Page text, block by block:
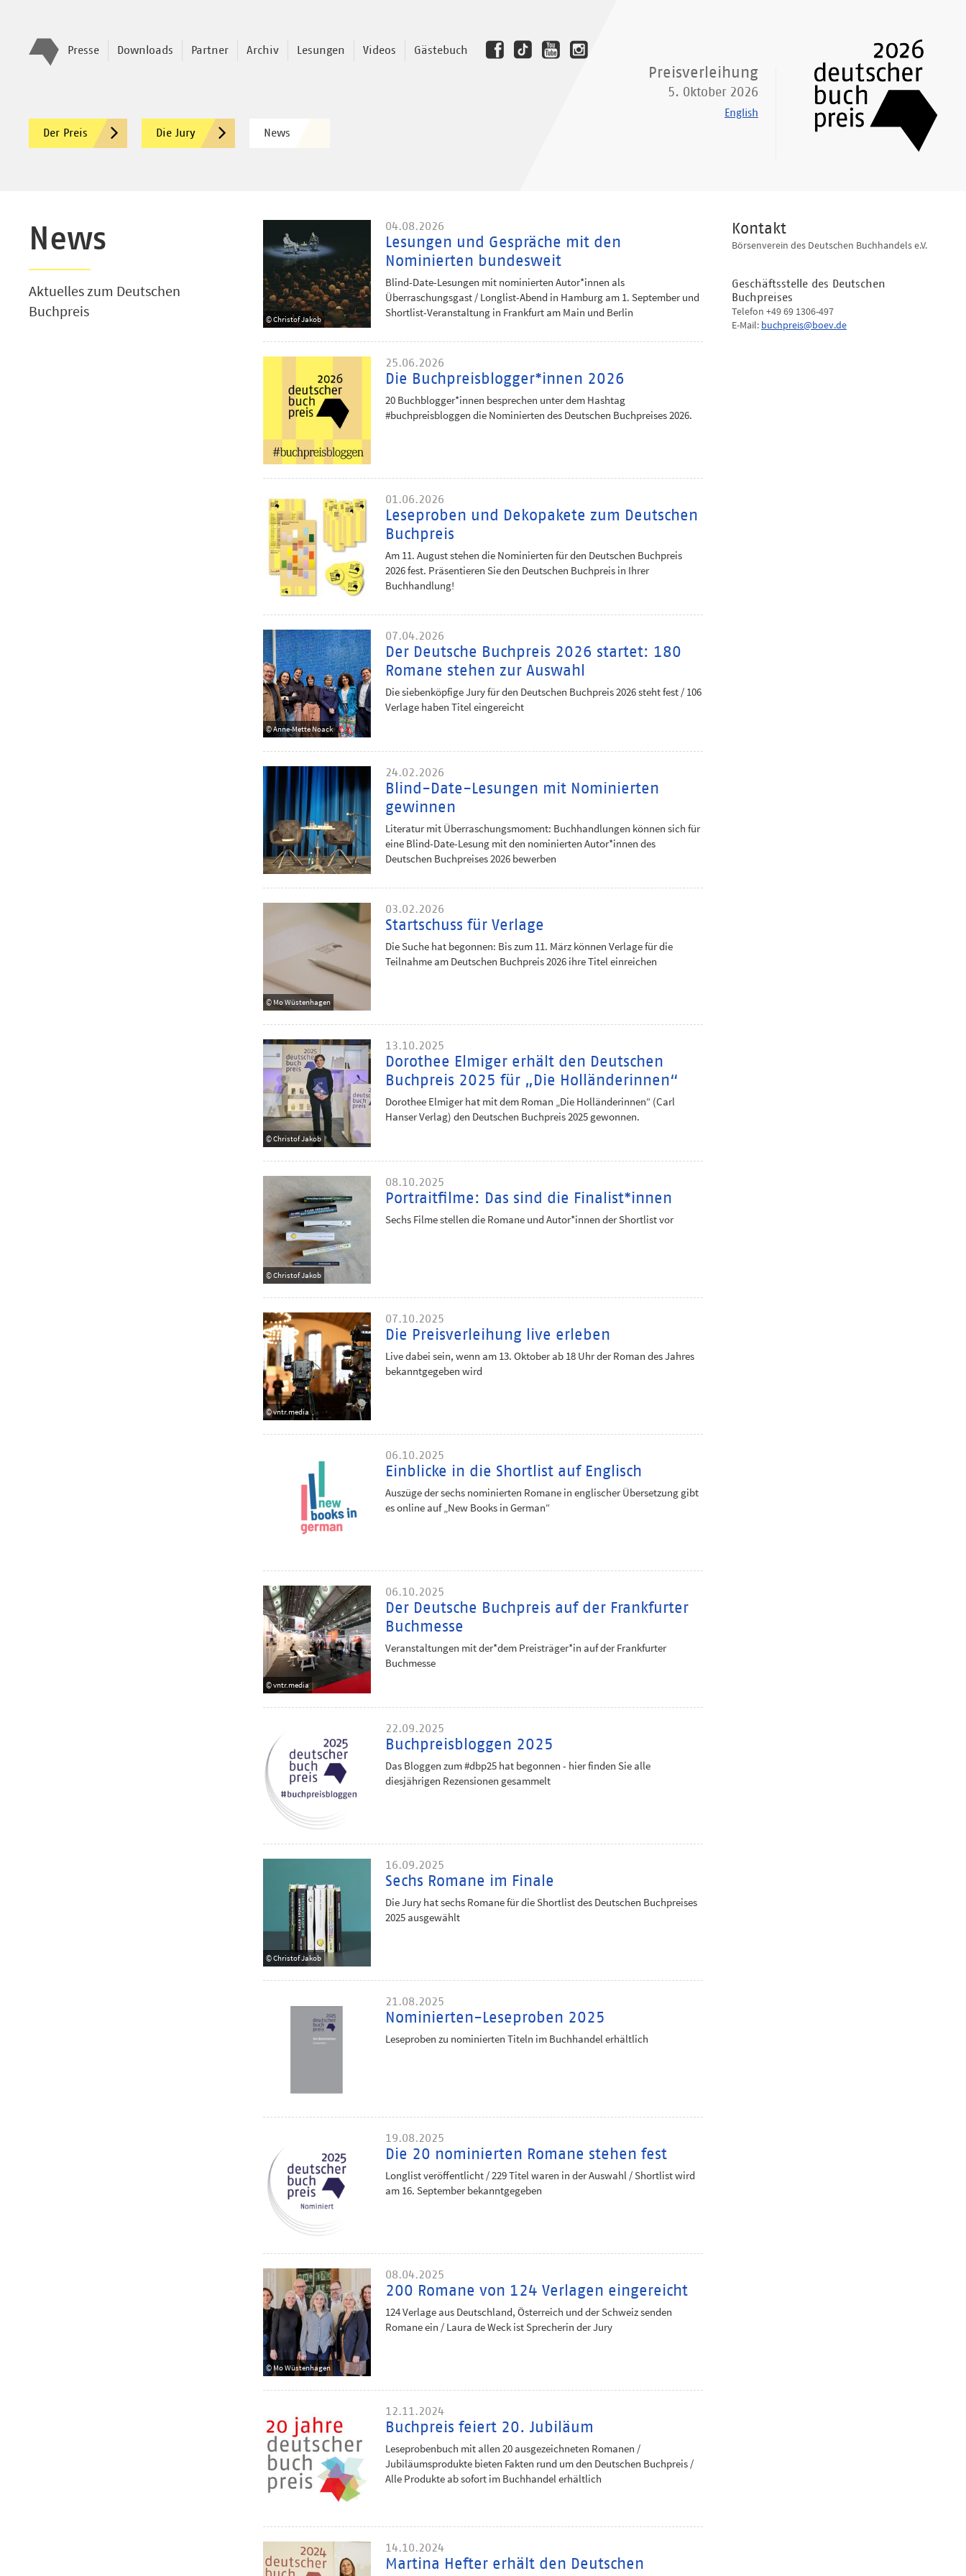
Preisverleihung
5. Oktober 2026
English
Presse Downloads Partner Archiv Lesungen Videos Gästebuch
Der Preis Die Jury News
News
Aktuelles zum Deutschen
Buchpreis
© Christof Jakob
04.08.2026
Lesungen und Gespräche mit den
Nominierten bundesweit
Blind-Date-Lesungen mit nominierten Autor*innen als
Überraschungsgast / Longlist-Abend in Hamburg am 1. September und
Shortlist-Veranstaltung in Frankfurt am Main und Berlin
25.06.2026
Die Buchpreisblogger*innen 2026
20 Buchblogger*innen besprechen unter dem Hashtag
#buchpreisbloggen die Nominierten des Deutschen Buchpreises 2026.
01.06.2026
Leseproben und Dekopakete zum Deutschen
Buchpreis
Am 11. August stehen die Nominierten für den Deutschen Buchpreis
2026 fest. Präsentieren Sie den Deutschen Buchpreis in Ihrer
Buchhandlung!
© Anne-Mette Noack
07.04.2026
Der Deutsche Buchpreis 2026 startet: 180
Romane stehen zur Auswahl
Die siebenköpfige Jury für den Deutschen Buchpreis 2026 steht fest / 106
Verlage haben Titel eingereicht
24.02.2026
Blind-Date-Lesungen mit Nominierten
gewinnen
Literatur mit Überraschungsmoment: Buchhandlungen können sich für
eine Blind-Date-Lesung mit den nominierten Autor*innen des
Deutschen Buchpreises 2026 bewerben
© Mo Wüstenhagen
03.02.2026
Startschuss für Verlage
Die Suche hat begonnen: Bis zum 11. März können Verlage für die
Teilnahme am Deutschen Buchpreis 2026 ihre Titel einreichen
© Christof Jakob
13.10.2025
Dorothee Elmiger erhält den Deutschen
Buchpreis 2025 für „Die Holländerinnen“
Dorothee Elmiger hat mit dem Roman „Die Holländerinnen“ (Carl
Hanser Verlag) den Deutschen Buchpreis 2025 gewonnen.
© Christof Jakob
08.10.2025
Portraitfilme: Das sind die Finalist*innen
Sechs Filme stellen die Romane und Autor*innen der Shortlist vor
© vntr.media
07.10.2025
Die Preisverleihung live erleben
Live dabei sein, wenn am 13. Oktober ab 18 Uhr der Roman des Jahres
bekanntgegeben wird
06.10.2025
Einblicke in die Shortlist auf Englisch
Auszüge der sechs nominierten Romane in englischer Übersetzung gibt
es online auf „New Books in German“
© vntr.media
06.10.2025
Der Deutsche Buchpreis auf der Frankfurter
Buchmesse
Veranstaltungen mit der*dem Preisträger*in auf der Frankfurter
Buchmesse
22.09.2025
Buchpreisbloggen 2025
Das Bloggen zum #dbp25 hat begonnen - hier finden Sie alle
diesjährigen Rezensionen gesammelt
© Christof Jakob
16.09.2025
Sechs Romane im Finale
Die Jury hat sechs Romane für die Shortlist des Deutschen Buchpreises
2025 ausgewählt
21.08.2025
Nominierten-Leseproben 2025
Leseproben zu nominierten Titeln im Buchhandel erhältlich
19.08.2025
Die 20 nominierten Romane stehen fest
Longlist veröffentlicht / 229 Titel waren in der Auswahl / Shortlist wird
am 16. September bekanntgegeben
© Mo Wüstenhagen
08.04.2025
200 Romane von 124 Verlagen eingereicht
124 Verlage aus Deutschland, Österreich und der Schweiz senden
Romane ein / Laura de Weck ist Sprecherin der Jury
12.11.2024
Buchpreis feiert 20. Jubiläum
Leseprobenbuch mit allen 20 ausgezeichneten Romanen /
Jubiläumsprodukte bieten Fakten rund um den Deutschen Buchpreis /
Alle Produkte ab sofort im Buchhandel erhältlich
14.10.2024
Martina Hefter erhält den Deutschen
Kontakt
Börsenverein des Deutschen Buchhandels e.V.
Geschäftsstelle des Deutschen
Buchpreises
Telefon +49 69 1306-497
E-Mail: buchpreis@boev.de